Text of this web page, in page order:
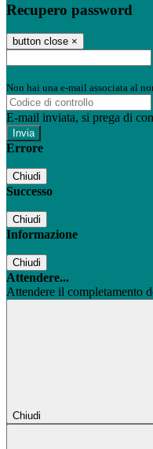
Recupero password
button close ×
Non hai una e-mail associata al
E-mail inviata, si prega di
Errore
Chiudi
Successo
Chiudi
Informazione
Chiudi
Attendere...
Attendere il completamento
Chiudi